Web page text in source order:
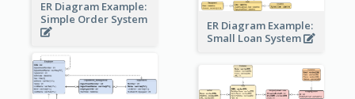
ER Diagram Example:
Simple Order System
ER Diagram Example:
Small Loan System